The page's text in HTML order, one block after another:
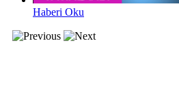
Haberi Oku